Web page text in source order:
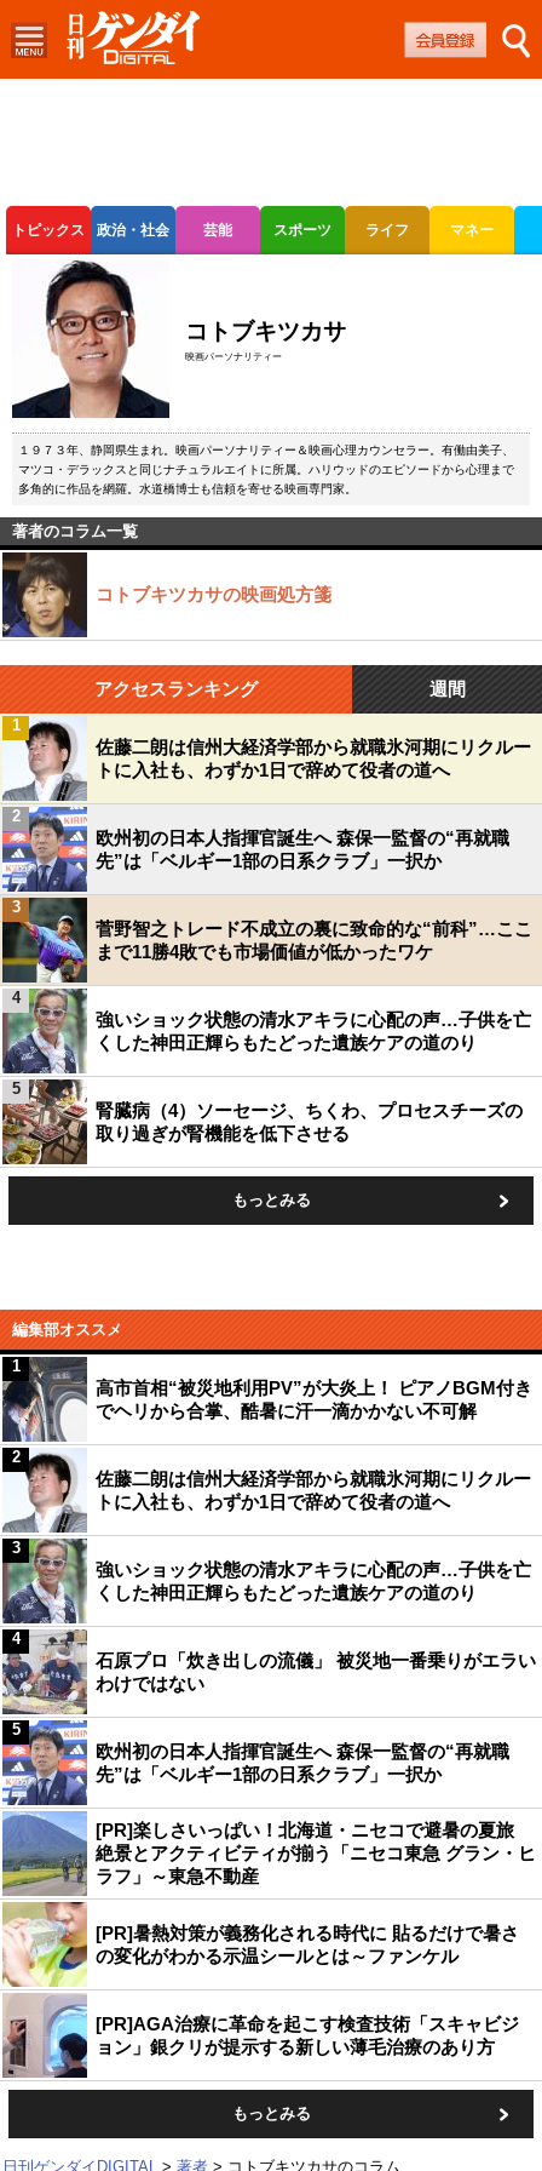
トピックス 政治・社会 芸能 スポーツ ライフ マネー
ボートレース
コトブキツカサ
映画パーソナリティー
１９７３年、静岡県生まれ。映画パーソナリティー＆映画心理カウンセラー。有働由美子、
マツコ・デラックスと同じナチュラルエイトに所属。ハリウッドのエピソードから心理まで
多角的に作品を網羅。水道橋博士も信頼を寄せる映画専門家。
著者のコラム一覧
コトブキツカサの映画処方箋
アクセスランキング 週間
佐藤二朗は信州大経済学部から就職氷河期にリクルー
トに入社も、わずか1日で辞めて役者の道へ
1
欧州初の日本人指揮官誕生へ 森保一監督の“再就職
先”は「ベルギー1部の日系クラブ」一択か
2
菅野智之トレード不成立の裏に致命的な“前科”…ここ
まで11勝4敗でも市場価値が低かったワケ
3
強いショック状態の清水アキラに心配の声…子供を亡
くした神田正輝らもたどった遺族ケアの道のり
4
腎臓病（4）ソーセージ、ちくわ、プロセスチーズの
取り過ぎが腎機能を低下させる
5
もっとみる
編集部オススメ
高市首相“被災地利用PV”が大炎上！ ピアノBGM付き
でヘリから合掌、酷暑に汗一滴かかない不可解
1
佐藤二朗は信州大経済学部から就職氷河期にリクルー
トに入社も、わずか1日で辞めて役者の道へ
2
強いショック状態の清水アキラに心配の声…子供を亡
くした神田正輝らもたどった遺族ケアの道のり
3
石原プロ「炊き出しの流儀」 被災地一番乗りがエラい
わけではない
4
欧州初の日本人指揮官誕生へ 森保一監督の“再就職
先”は「ベルギー1部の日系クラブ」一択か
5
[PR]楽しさいっぱい！北海道・ニセコで避暑の夏旅
絶景とアクティビティが揃う「ニセコ東急 グラン・ヒ
ラフ」～東急不動産
[PR]暑熱対策が義務化される時代に 貼るだけで暑さ
の変化がわかる示温シールとは～ファンケル
[PR]AGA治療に革命を起こす検査技術「スキャビジ
ョン」銀クリが提示する新しい薄毛治療のあり方
もっとみる
日刊ゲンダイDIGITAL 著者 コトブキツカサのコラム